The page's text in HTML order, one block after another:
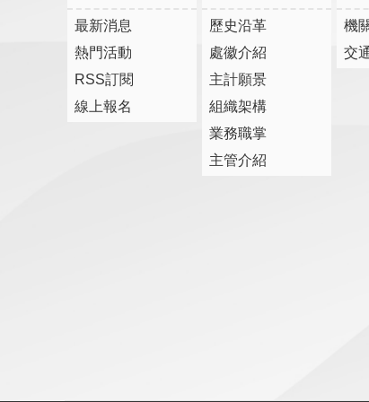
最新消息
熱門活動
RSS訂閱
線上報名
歷史沿革
處徽介紹
主計願景
組織架構
業務職掌
主管介紹
機
交